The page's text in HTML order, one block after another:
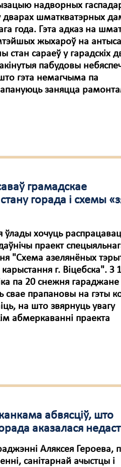
надворных
дварах шматкватэрных
года. Гэта адказ на
жыхароў на
стан сараеў у гарадскіх
пабудовы
гэта немагчыма па
заняцца
грамадскае
горада і схемы
хочуць
праект
"Схема азелянёных
карыстання г. Віцебска". З
па 20 снежня
свае прапановы на гэты
на што звярнуць увагу
абмеркаванні праекта
абвясціў, што
аказалася
Аляксея Героева,
санітарнай ачыстцы і